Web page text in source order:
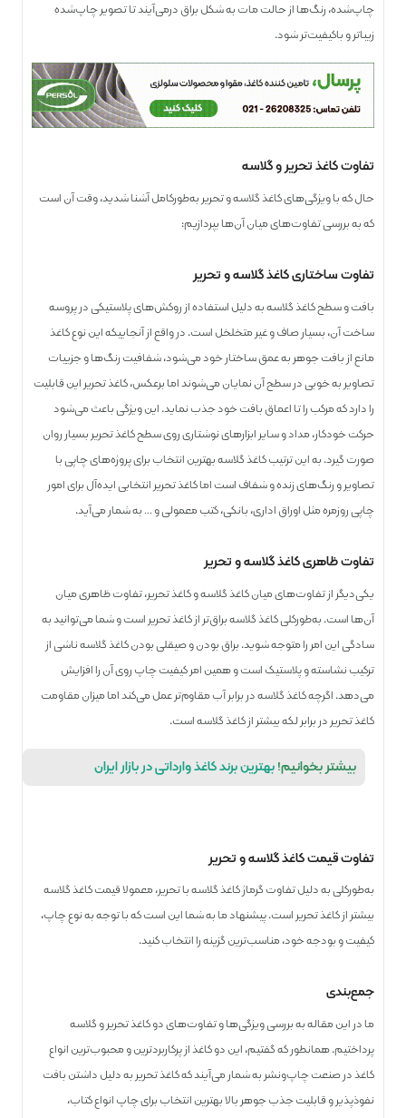
چاپ‌شده، رنگ‌ها از حالت مات به شکل براق در‌می‌آیند تا تصویر چاپ‌شده
زیبا‌تر و با‌کیفیت‌تر شود.
تفاوت کاغذ تحریر و گلاسه
حال که با ویژگی‌های کاغذ گلاسه و تحریر به‌طور‌کامل آشنا شدید، وقت آن است
که به بررسی تفاوت‌های میان آن‌ها بپردازیم:
تفاوت ساختاری کاغذ گلاسه و تحریر
بافت و سطح کاغذ گلاسه به دلیل استفاده از روکش‌های پلاستیکی در پروسه
ساخت آن، بسیار صاف و غیر متخلخل است. در واقع از آنجاییکه این نوع کاغذ
مانع از بافت جوهر به عمق ساختار خود می‌شود، شفافیت رنگ‌ها و جزییات
تصاویر به خوبی در سطح آن نمایان می‌شوند اما برعکس، کاغذ تحریر این قابلیت
را دارد که مرکب را تا اعماق بافت خود جذب نماید. این ویژگی باعث می‌شود
حرکت خودکار، مداد و سایر ابزارهای نوشتاری روی سطح کاغذ تحریر بسیار روان
صورت گیرد. به این ترتیب کاغذ گلاسه بهترین انتخاب برای پروژه‌های چاپی با
تصاویر و رنگ‌های زنده و شفاف است اما کاغذ تحریر انتخابی ایده‌آل برای امور
چاپی روزمره مثل اوراق اداری، بانکی، کتب معمولی و … به شمار می‌آید.
تفاوت ظاهری کاغذ گلاسه و تحریر
یکی‌دیگر از تفاوت‌های میان کاغذ گلاسه و کاغذ تحریر، تفاوت ظاهری میان
آن‌ها است. به‌طور‌کلی کاغذ گلاسه براق‌تر از کاغذ تحریر است و شما می‌توانید به
سادگی این امر را متوجه شوید. براق بودن و صیقلی بودن کاغذ گلاسه ناشی از
ترکیب نشاسته و پلاستیک است و همین امر کیفیت چاپ روی آن را افزایش
می‌دهد. اگرچه کاغذ گلاسه در برابر آب مقاوم‌تر عمل می‌کند اما میزان مقاومت
کاغذ تحریر در برابر لکه بیشتر از کاغذ گلاسه است.
بیشتر بخوانیم! بهترین برند کاغذ وارداتی در بازار ایران
تفاوت قیمت کاغذ گلاسه و تحریر
به‌طور‌کلی به دلیل تفاوت گرماژ کاغذ گلاسه با تحریر، معمولا قیمت کاغذ گلاسه
بیشتر از کاغذ تحریر است. پیشنهاد ما به شما این است که با توجه به نوع چاپ،
کیفیت و بودجه خود، مناسب‌ترین گزینه را انتخاب کنید.
جمع‌بندی
ما در این مقاله به بررسی ویژگی‌ها و تفاوت‌های دو کاغذ تحریر و گلاسه
پرداختیم. همانطور که گفتیم، این دو کاغذ از پر‌کاربرد‌ترین و محبوب‌ترین انواع
کاغذ در صنعت چاپ‌ونشر به شمار می‌آیند که کاغذ تحریر به دلیل داشتن بافت
نفوذپذیر و قابلیت جذب جوهر بالا بهترین انتخاب برای چاپ انواع کتاب،